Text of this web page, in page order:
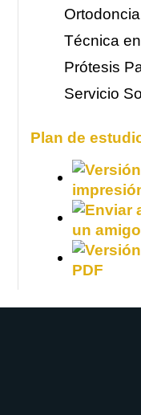
Ortodoncia
Técnica
Prótesis
Servicio
Plan de